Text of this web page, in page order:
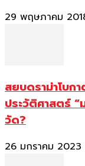
29 พฤษภาคม
สยบดราม่าโบก
ประวัติศาสตร์
วัด?
26 มกราคม 2023